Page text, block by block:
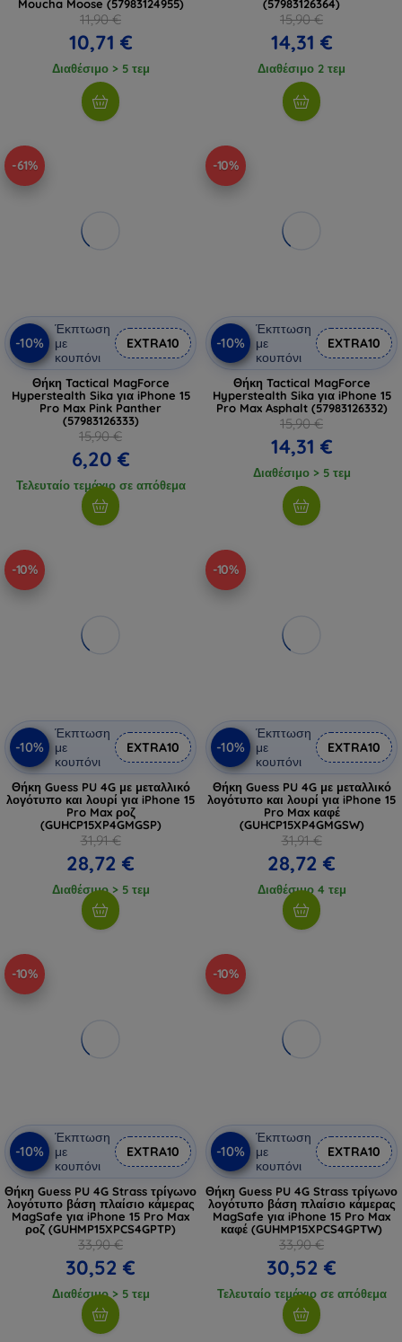
Moucha Moose (57983124955)
11,90 €
10,71 €
Διαθέσιμο > 5 τεμ
(57983126364)
15,90 €
14,31 €
Διαθέσιμο 2 τεμ
-61%
-10%
Έκπτωση
με
κουπόνι
EXTRA10
Θήκη Tactical MagForce
Hyperstealth Sika για iPhone 15
Pro Max Pink Panther
(57983126333)
15,90 €
6,20 €
Τελευταίο τεμάχιο σε απόθεμα
-10%
-10%
Έκπτωση
με
κουπόνι
EXTRA10
Θήκη Tactical MagForce
Hyperstealth Sika για iPhone 15
Pro Max Asphalt (57983126332)
15,90 €
14,31 €
Διαθέσιμο > 5 τεμ
-10%
-10%
Έκπτωση
με
κουπόνι
EXTRA10
Θήκη Guess PU 4G με μεταλλικό
λογότυπο και λουρί για iPhone 15
Pro Max ροζ
(GUHCP15XP4GMGSP)
31,91 €
28,72 €
Διαθέσιμο > 5 τεμ
-10%
-10%
Έκπτωση
με
κουπόνι
EXTRA10
Θήκη Guess PU 4G με μεταλλικό
λογότυπο και λουρί για iPhone 15
Pro Max καφέ
(GUHCP15XP4GMGSW)
31,91 €
28,72 €
Διαθέσιμο 4 τεμ
-10%
-10%
Έκπτωση
με
κουπόνι
EXTRA10
Θήκη Guess PU 4G Strass τρίγωνο
λογότυπο βάση πλαίσιο κάμερας
MagSafe για iPhone 15 Pro Max
ροζ (GUHMP15XPCS4GPTP)
33,90 €
30,52 €
Διαθέσιμο > 5 τεμ
-10%
-10%
Έκπτωση
με
κουπόνι
EXTRA10
Θήκη Guess PU 4G Strass τρίγωνο
λογότυπο βάση πλαίσιο κάμερας
MagSafe για iPhone 15 Pro Max
καφέ (GUHMP15XPCS4GPTW)
33,90 €
30,52 €
Τελευταίο τεμάχιο σε απόθεμα